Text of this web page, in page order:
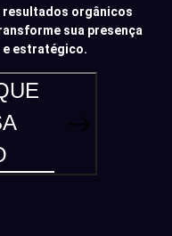
resultados orgânicos
sua presença
e estratégico.